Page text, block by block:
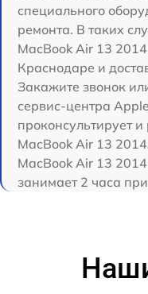
специального
ремонта. В таких
MacBook Air 13
Краснодаре и
Закажите звонок
сервис-центра
проконсультирует и
MacBook Air 13
MacBook Air 13
занимает 2 часа